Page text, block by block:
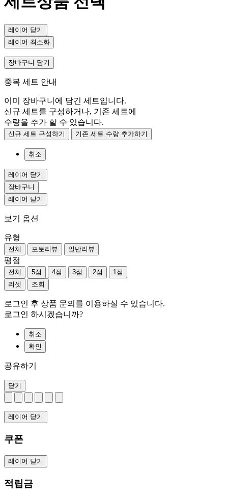
레이어 닫기
레이어 최소화
장바구니 담기
중복 세트 안내
이미 장바구니에 담긴 세트입니다.
신규 세트를 구성하거나, 기존 세트에
수량을 추가 할 수 있습니다.
신규 세트 구성하기 기존 세트 수량 추가하기
취소
레이어 닫기
장바구니
레이어 닫기
보기 옵션
유형
전체 포토리뷰 일반리뷰
평점
전체 5점 4점 3점 2점
1점
리셋
조회
로그인 후 상품 문의를 이용하실 수 있습니다.
로그인 하시겠습니까?
취소
확인
공유하기
닫기
레이어 닫기
쿠폰
레이어 닫기
적립금